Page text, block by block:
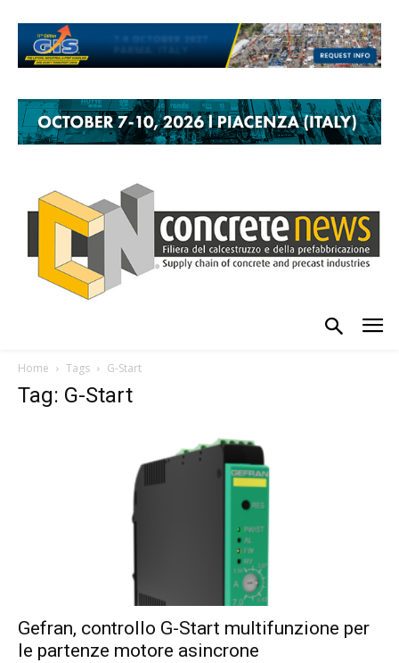
Home Tags G-Start
Tag: G-Start
Gefran, controllo G-Start multifunzione per
le partenze motore asincrone